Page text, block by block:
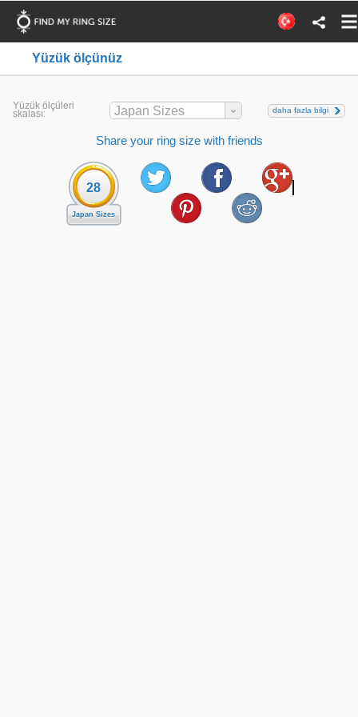
Yüzük ölçünüz
Yüzük ölçüleri
skalası: Japan Sizes daha fazla bilgi
Share your ring size with friends
28
Japan Sizes